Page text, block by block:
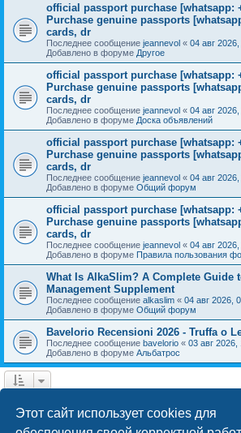
Этот сайт использует cookies для
official passport purchase [whatsapp:
Purchase genuine passports
cards, dr
Последнее сообщение jeannevol « 04 авг
Добавлено в форуме Другое
official passport purchase [whatsapp:
Purchase genuine passports
cards, dr
Последнее сообщение jeannevol « 04 авг
Добавлено в форуме Доска объявлений
official passport purchase [whatsapp:
Purchase genuine passports
cards, dr
Последнее сообщение jeannevol « 04 авг
Добавлено в форуме Общий форум
official passport purchase [whatsapp:
Purchase genuine passports
cards, dr
Последнее сообщение jeannevol « 04 авг
Добавлено в форуме Правила пользования
What Is AlkaSlim? A Complete Guide
Management Supplement
Последнее сообщение alkaslim « 04 авг 2026,
Добавлено в форуме Общий форум
Bavelorio Recensioni 2026 - Truffa o
Последнее сообщение bavelorio « 03 авг 2026,
Добавлено в форуме Альбатрос